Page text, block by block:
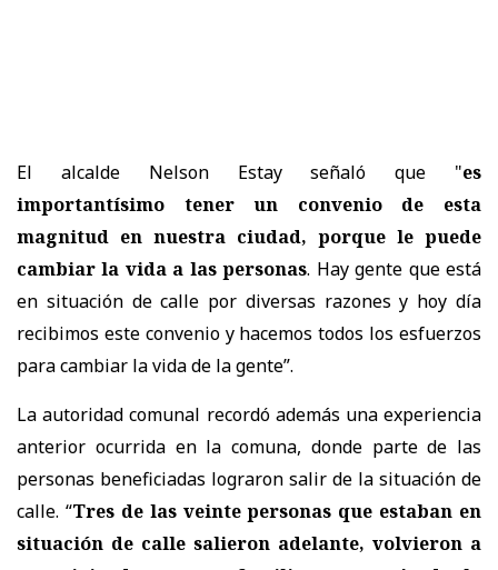
El alcalde Nelson Estay señaló que "es
importantísimo tener un convenio de esta
magnitud en nuestra ciudad, porque le puede
cambiar la vida a las personas. Hay gente que está
en situación de calle por diversas razones y hoy día
recibimos este convenio y hacemos todos los esfuerzos
para cambiar la vida de la gente”.
La autoridad comunal recordó además una experiencia
anterior ocurrida en la comuna, donde parte de las
personas beneficiadas lograron salir de la situación de
calle. “Tres de las veinte personas que estaban en
situación de calle salieron adelante, volvieron a